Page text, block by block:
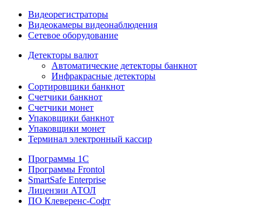
Видеорегистраторы
Видеокамеры видеонаблюдения
Сетевое оборудование
Детекторы валют
Автоматические детекторы банкнот
Инфракрасные детекторы
Сортировщики банкнот
Счетчики банкнот
Счетчики монет
Упаковщики банкнот
Упаковщики монет
Терминал электронный кассир
Программы 1C
Программы Frontol
SmartSafe Enterprise
Лицензии АТОЛ
ПО Клеверенс-Софт